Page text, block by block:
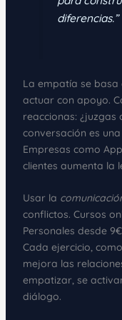
diferencias.”
La empatía se basa
actuar con apoyo.
reaccionas: ¿juzgas
conversación es
Empresas como
clientes aumenta la
Usar la
conflictos. Cursos
Personales desde
Cada ejercicio,
mejora las
empatizar, se
diálogo.